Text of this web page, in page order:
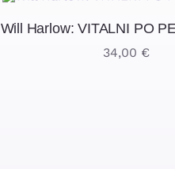
Will Harlow: VITALNI PO
34,00 €